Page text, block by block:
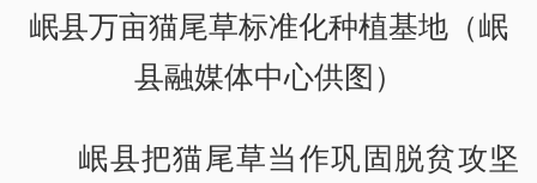
岷县万亩猫尾草标准化种植基地（岷
县融媒体中心供图）
岷县把猫尾草当作巩固脱贫攻坚